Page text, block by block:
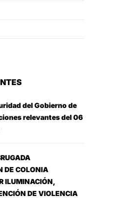
del Gobierno de
relevantes del 06
DE COLONIA
ILUMINACIÓN,
DE VIOLENCIA